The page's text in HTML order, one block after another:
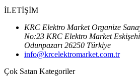
İLETİŞİM
KRC Elektro Market Organize
No:23 KRC Elektro Market
Odunpazarı 26250 Türkiye
info@krcelektromarket.com.tr
Çok Satan Kategoriler